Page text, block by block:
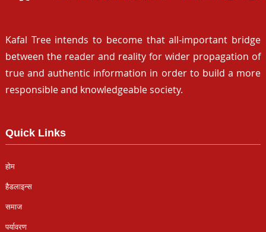
Kafal Tree intends to become that all-important bridge
between the reader and reality for wider propagation of
true and authentic information in order to build a more
responsible and knowledgeable society.
Quick Links
होम
हैडलाइन्स
समाज
पर्यावरण